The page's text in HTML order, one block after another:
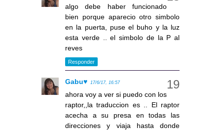
algo debe haber funcionado
bien porque aparecio otro simbolo
en la puerta, puse el buho y la luz
esta verde .. el simbolo de la P al
reves
Responder
Gabu♥ 17/6/17, 16:57
ahora voy a ver si puedo con los
raptor,,la traduccion es .. El raptor
acecha a su presa en todas las
direcciones y viaja hasta donde